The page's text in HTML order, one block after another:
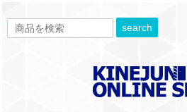
search